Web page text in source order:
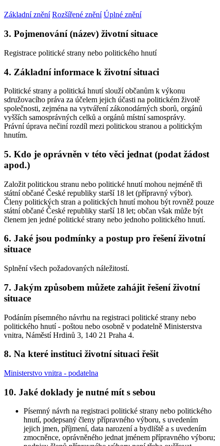
Základní znění Rozšířené znění Úplné znění
3. Pojmenování (název) životní situace
Registrace politické strany nebo politického hnutí
4. Základní informace k životní situaci
Politické strany a politická hnutí slouží občanům k výkonu
sdružovacího práva za účelem jejich účasti na politickém životě
společnosti, zejména na vytváření zákonodárných sborů, orgánů
vyšších samosprávných celků a orgánů místní samosprávy.
Právní úprava nečiní rozdíl mezi politickou stranou a politickým
hnutím.
5. Kdo je oprávněn v této věci jednat (podat žádost
apod.)
Založit politickou stranu nebo politické hnutí mohou nejméně tři
státní občané České republiky starší 18 let (přípravný výbor).
Členy politických stran a politických hnutí mohou být rovněž pouze
státní občané České republiky starší 18 let; občan však může být
členem jen jedné politické strany nebo jednoho politického hnutí.
6. Jaké jsou podmínky a postup pro řešení životní
situace
Splnění všech požadovaných náležitostí.
7. Jakým způsobem můžete zahájit řešení životní
situace
Podáním písemného návrhu na registraci politické strany nebo
politického hnutí - poštou nebo osobně v podatelně Ministerstva
vnitra, Náměstí Hrdinů 3, 140 21 Praha 4.
8. Na které instituci životní situaci řešit
Ministerstvo vnitra - podatelna
10. Jaké doklady je nutné mít s sebou
Písemný návrh na registraci politické strany nebo politického
hnutí, podepsaný členy přípravného výboru, s uvedením
jejich jmen, příjmení, data narození a bydliště a s uvedením
zmocněnce, oprávněného jednat jménem přípravného výboru;